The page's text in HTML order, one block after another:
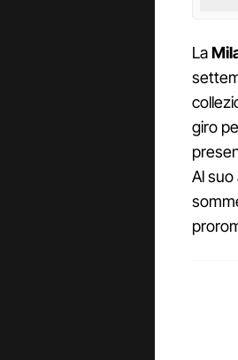
La
giro
Al suo